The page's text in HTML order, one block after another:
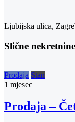
Ljubijska ulica,
Slične nekretnine
Prodaja Stan
1 mjesec
Prodaja –